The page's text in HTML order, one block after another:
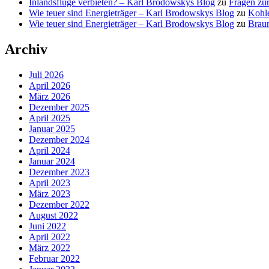
Wie teuer sind Energieträger – Karl Brodowskys Blog zu
Wie teuer sind Energieträger – Karl Brodowskys Blog zu
Archiv
Juli 2026
April 2026
März 2026
Dezember 2025
April 2025
Januar 2025
Dezember 2024
April 2024
Januar 2024
Dezember 2023
April 2023
März 2023
Dezember 2022
August 2022
Juni 2022
April 2022
März 2022
Februar 2022